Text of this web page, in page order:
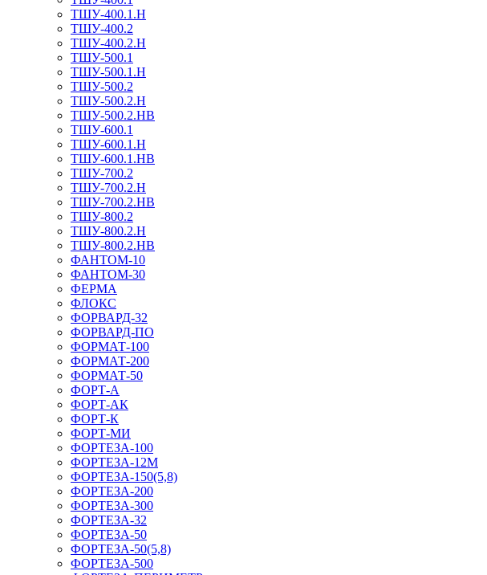
ТШУ-400.1.Н
ТШУ-400.2
ТШУ-400.2.Н
ТШУ-500.1
ТШУ-500.1.Н
ТШУ-500.2
ТШУ-500.2.Н
ТШУ-500.2.НВ
ТШУ-600.1
ТШУ-600.1.Н
ТШУ-600.1.НВ
ТШУ-700.2
ТШУ-700.2.Н
ТШУ-700.2.НВ
ТШУ-800.2
ТШУ-800.2.Н
ТШУ-800.2.НВ
ФАНТОМ-10
ФАНТОМ-30
ФЕРМА
ФЛОКС
ФОРВАРД-32
ФОРВАРД-ПО
ФОРМАТ-100
ФОРМАТ-200
ФОРМАТ-50
ФОРТ-А
ФОРТ-АК
ФОРТ-К
ФОРТ-МИ
ФОРТЕЗА-100
ФОРТЕЗА-12М
ФОРТЕЗА-150(5,8)
ФОРТЕЗА-200
ФОРТЕЗА-300
ФОРТЕЗА-32
ФОРТЕЗА-50
ФОРТЕЗА-50(5,8)
ФОРТЕЗА-500